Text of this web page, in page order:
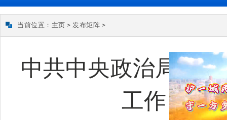
当前位置： 主页 > 发布矩阵 >
中共中央政治局召
工作 中共